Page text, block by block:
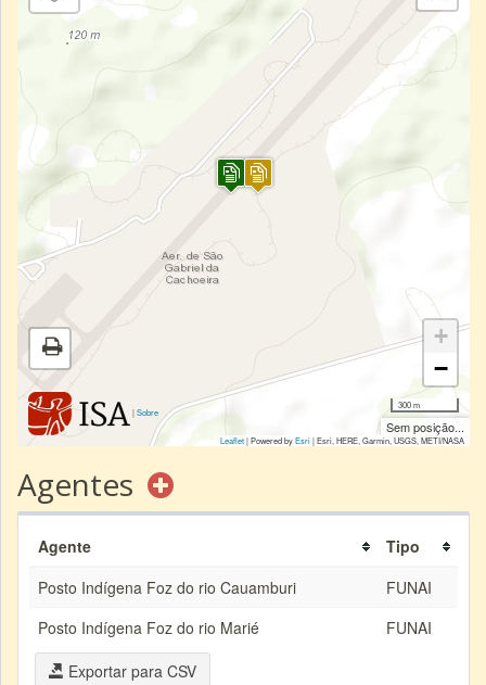
|Sobre
+
−
300 m
Sem posição...
Leaflet| Powered byEsri|Esri, HERE, Garmin, USGS, METI/NASA
Agentes
Agente
Tipo
Posto Indígena Foz do rio Cauamburi
FUNAI
Posto Indígena Foz do rio Marié
FUNAI
Exportar para CSV